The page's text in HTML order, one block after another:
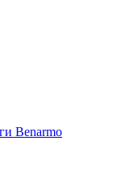
Benarmo